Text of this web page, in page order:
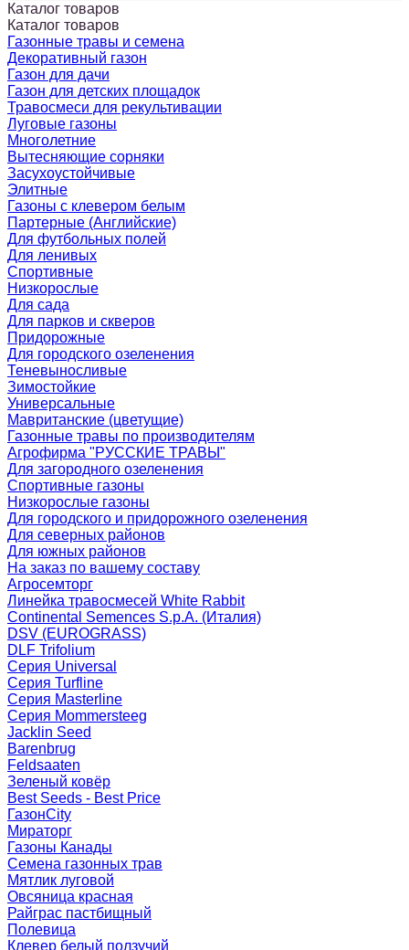
Каталог товаров
Каталог товаров
Газонные травы и семена
Декоративный газон
Газон для дачи
Газон для детских площадок
Травосмеси для рекультивации
Луговые газоны
Многолетние
Вытесняющие сорняки
Засухоустойчивые
Элитные
Газоны с клевером белым
Партерные (Английские)
Для футбольных полей
Для ленивых
Спортивные
Низкорослые
Для сада
Для парков и скверов
Придорожные
Для городского озеленения
Теневыносливые
Зимостойкие
Универсальные
Мавританские (цветущие)
Газонные травы по производителям
Агрофирма "РУССКИЕ ТРАВЫ"
Для загородного озеленения
Спортивные газоны
Низкорослые газоны
Для городского и придорожного озеленения
Для северных районов
Для южных районов
На заказ по вашему составу
Агросемторг
Линейка травосмесей White Rabbit
Continental Semences S.p.A. (Италия)
DSV (EUROGRASS)
DLF Trifolium
Серия Universal
Серия Turfline
Серия Masterline
Серия Mommersteeg
Jacklin Seed
Barenbrug
Feldsaaten
Зеленый ковёр
Best Seeds - Best Price
ГазонCity
Мираторг
Газоны Канады
Семена газонных трав
Мятлик луговой
Овсяница красная
Райграс пастбищный
Полевица
Клевер белый ползучий